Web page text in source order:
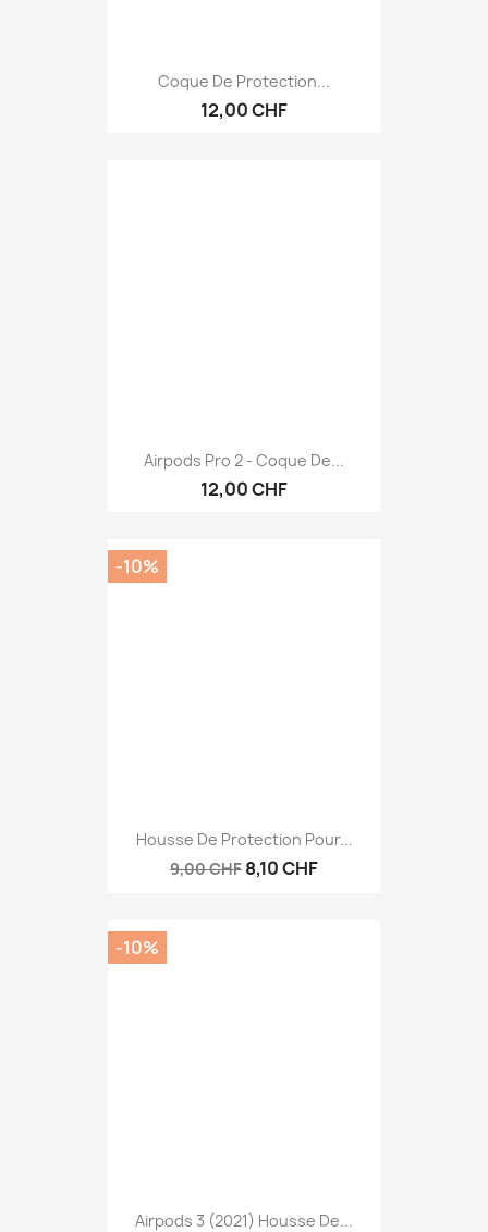
Coque De Protection...
12,00 CHF
Airpods Pro 2 - Coque De...
12,00 CHF
Housse De Protection Pour...
9,00 CHF 8,10 CHF
-10%
Airpods 3 (2021) Housse De...
-10%